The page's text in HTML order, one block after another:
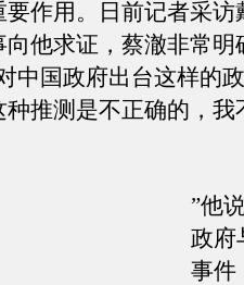
作用。日前记者采访
他求证，蔡澈非常明
中国政府出台这样的
推测是不正确的，我
”他
政府
事件